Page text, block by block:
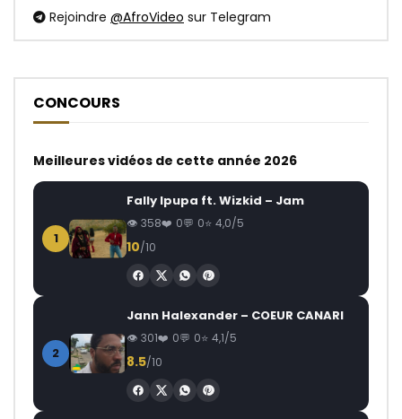
Rejoindre @AfroVideo sur Telegram
CONCOURS
Meilleures vidéos de cette année 2026
1
Fally Ipupa ft. Wizkid – Jam
358 0 0 4,0/5
10/10
2
Jann Halexander – COEUR CANARI
301 0 0 4,1/5
8.5/10